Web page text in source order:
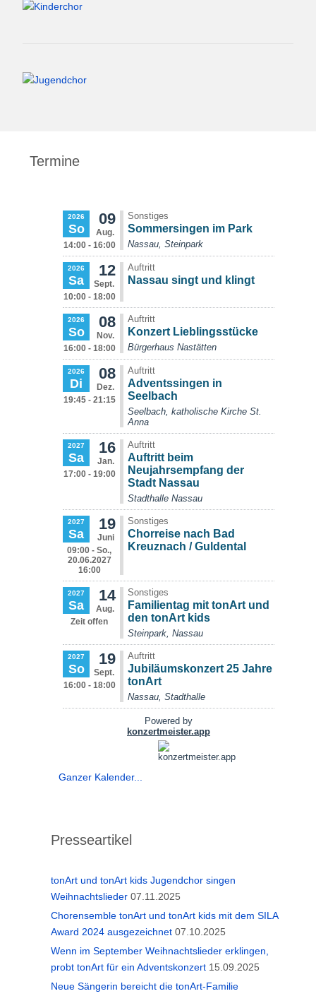
Termine
Ganzer Kalender...
Presseartikel
tonArt und tonArt kids Jugendchor singen
Weihnachtslieder 07.11.2025
Chorensemble tonArt und tonArt kids mit dem SILA
Award 2024 ausgezeichnet 07.10.2025
Wenn im September Weihnachtslieder erklingen,
probt tonArt für ein Adventskonzert 15.09.2025
Neue Sängerin bereicht die tonArt-Familie